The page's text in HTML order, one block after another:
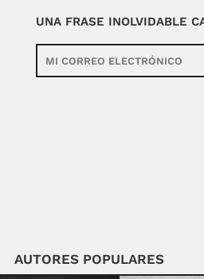
UNA FRASE INOLVIDABLE
AUTORES POPULARES